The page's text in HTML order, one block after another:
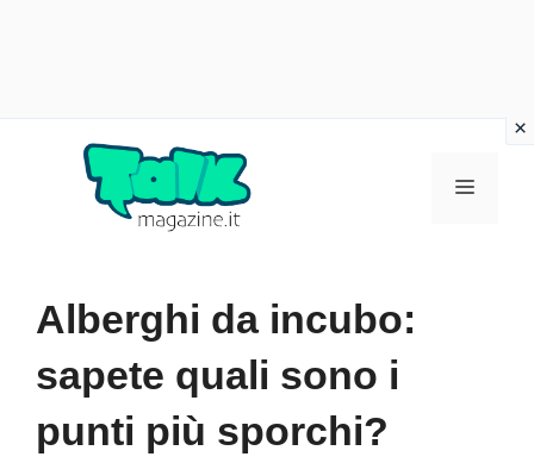
Menu
Alberghi da incubo:
sapete quali sono i
punti più sporchi?